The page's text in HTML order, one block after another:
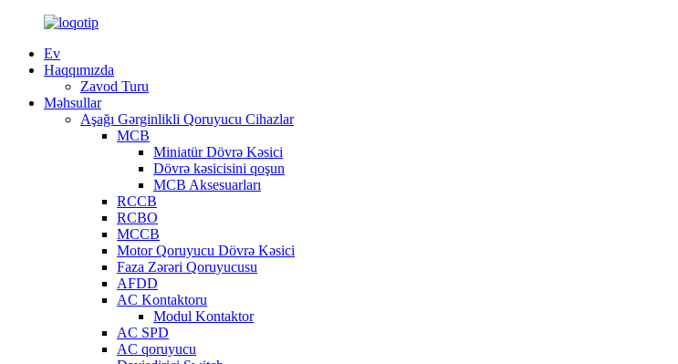
Ev
Haqqımızda
Zavod Turu
Məhsullar
Aşağı Gərginlikli Qoruyucu Cihazlar
MCB
Miniatür Dövrə Kəsici
Dövrə kəsicisini qoşun
MCB Aksesuarları
RCCB
RCBO
MCCB
Motor Qoruyucu Dövrə Kəsici
Faza Zərəri Qoruyucusu
AFDD
AC Kontaktoru
Modul Kontaktor
AC SPD
AC qoruyucu